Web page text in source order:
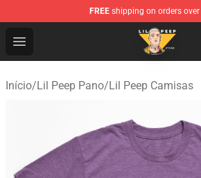
FREE shipping on orders
Open menu
Lil Peep Store - Official Lil Peep
Início/Lil Peep Pano/Lil Peep Camisas